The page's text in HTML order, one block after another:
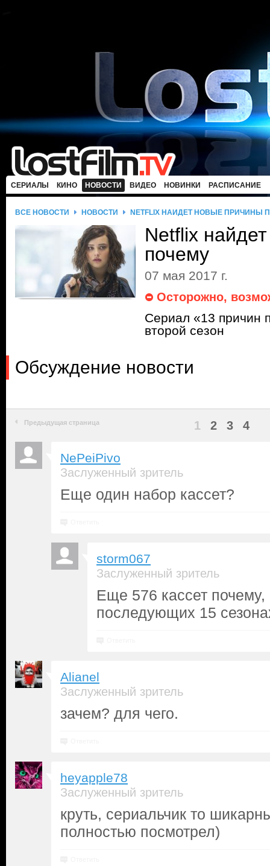
СЕРИАЛЫ КИНО НОВОСТИ ВИДЕО НОВИНКИ РАСПИСАНИЕ
ВСЕ НОВОСТИ НОВОСТИ NETFLIX НАЙДЕТ НОВЫЕ ПРИЧИНЫ
Netflix
почему
07 мая 2017 г.
Осторожно,
Сериал «13 причин
второй сезон
Обсуждение новости
Предыдущая страница 1 2 3 4
NePeiPivo
Заслуженный зритель
Еще один набор кассет?
storm067
Заслуженный зритель
Еще 576 кассет почему,
последующих 15
Alianel
Заслуженный зритель
зачем? для чего.
heyapple78
Заслуженный зритель
круть, сериальчик то
полностью посмотрел)